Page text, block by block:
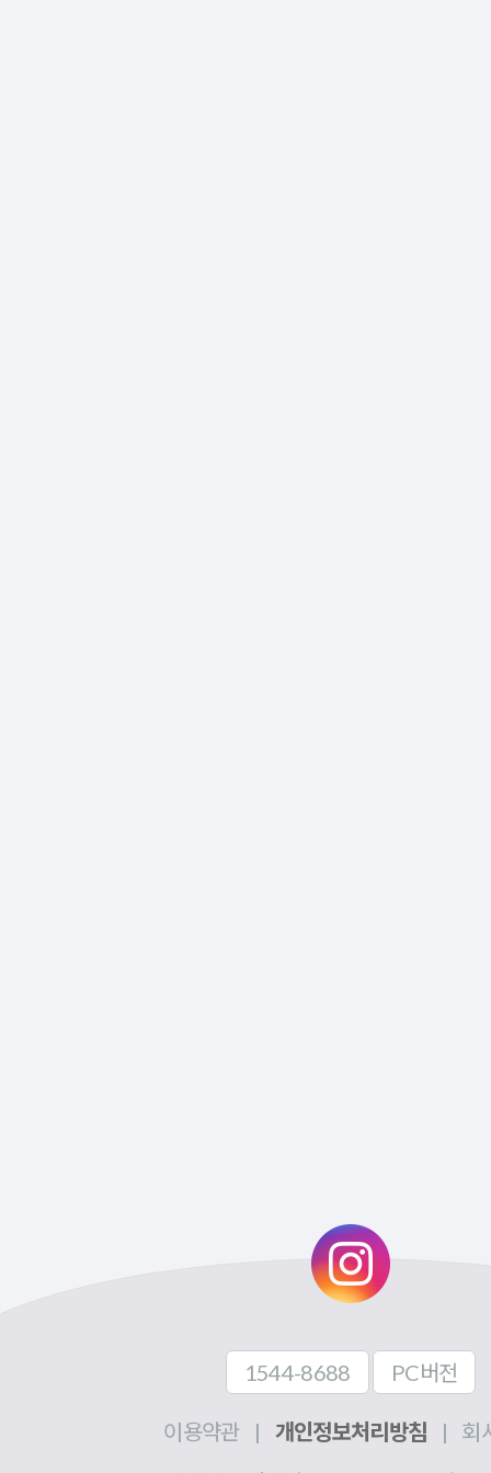
1544-8688 PC버전
이용약관 | 개인정보처리방침 |
회